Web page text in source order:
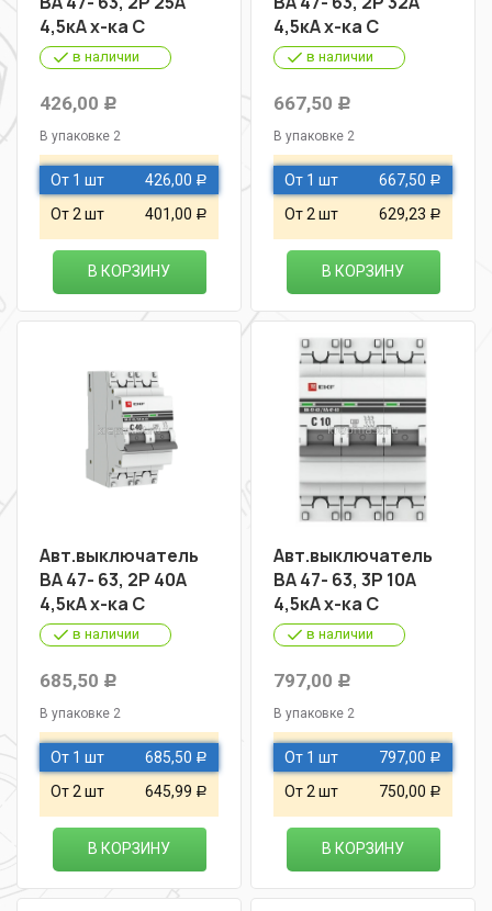
4,5кА х-ка С
в наличии
426,00 Р
В упаковке 2
От 1 шт 426,00 Р
От 2 шт 401,00 Р
В КОРЗИНУ
4,5кА х-ка С
в наличии
667,50 Р
В упаковке 2
От 1 шт 667,50 Р
От 2 шт 629,23 Р
В КОРЗИНУ
Авт.выключатель
ВА 47- 63, 2Р 40А
4,5кА х-ка С
в наличии
685,50 Р
В упаковке 2
От 1 шт 685,50 Р
От 2 шт 645,99 Р
В КОРЗИНУ
Авт.выключатель
ВА 47- 63, 3Р 10А
4,5кА х-ка С
в наличии
797,00 Р
В упаковке 2
От 1 шт 797,00 Р
От 2 шт 750,00 Р
В КОРЗИНУ